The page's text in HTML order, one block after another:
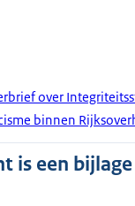
over
binnen
is een